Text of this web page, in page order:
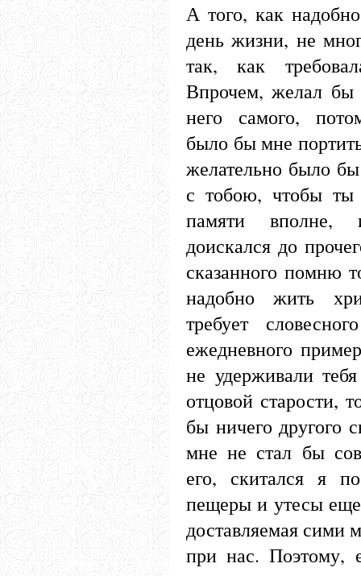
А того, как
день жизни, не
так, как
Впрочем, желал бы
него самого,
было бы мне
желательно было
с тобою, чтобы ты
памяти вполне,
доискался до
сказанного помню
надобно жить
требует
ежедневного
не удерживали
отцовой старости,
бы ничего другого
мне не стал бы
его, скитался я
пещеры и утесы
доставляемая сими
при нас. Поэтому,